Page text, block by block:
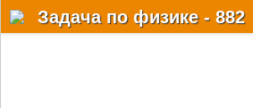
Разделы
Задача по физике - 882